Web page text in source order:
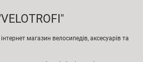
магазин велосипедів, аксесуарів та